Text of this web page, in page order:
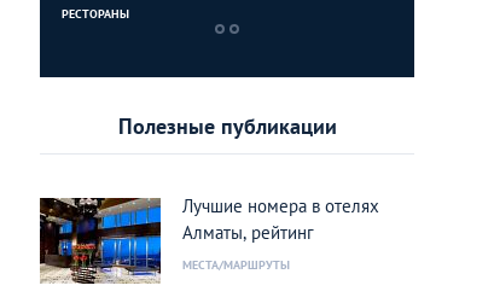
РЕСТОРАНЫ
Полезные публикации
Лучшие номера в отелях
Алматы, рейтинг
МЕСТА/МАРШРУТЫ